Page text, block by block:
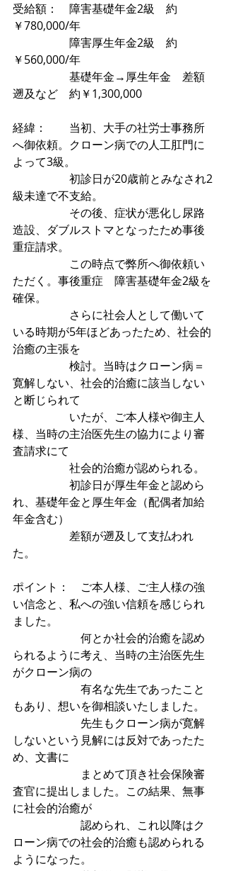
受給額：　障害基礎年金2級　約
￥780,000/年
障害厚生年金2級　約
￥560,000/年
基礎年金→厚生年金　差額
遡及など　約￥1,300,000
経緯：　　当初、大手の社労士事務所
へ御依頼。クローン病での人工肛門に
よって3級。
初診日が20歳前とみなされ2
級未達で不支給。
その後、症状が悪化し尿路
造設、ダブルストマとなったため事後
重症請求。
この時点で弊所へ御依頼い
ただく。事後重症　障害基礎年金2級を
確保。
さらに社会人として働いて
いる時期が5年ほどあったため、社会的
治癒の主張を
検討。当時はクローン病＝
寛解しない、社会的治癒に該当しない
と断じられて
いたが、ご本人様や御主人
様、当時の主治医先生の協力により審
査請求にて
社会的治癒が認められる。
初診日が厚生年金と認めら
れ、基礎年金と厚生年金（配偶者加給
年金含む）
差額が遡及して支払われ
た。
ポイント：　ご本人様、ご主人様の強
い信念と、私への強い信頼を感じられ
ました。
何とか社会的治癒を認め
られるように考え、当時の主治医先生
がクローン病の
有名な先生であったこと
もあり、想いを御相談いたしました。
先生もクローン病が寛解
しないという見解には反対であったた
め、文書に
まとめて頂き社会保険審
査官に提出しました。この結果、無事
に社会的治癒が
認められ、これ以降はク
ローン病での社会的治癒も認められる
ようになった。